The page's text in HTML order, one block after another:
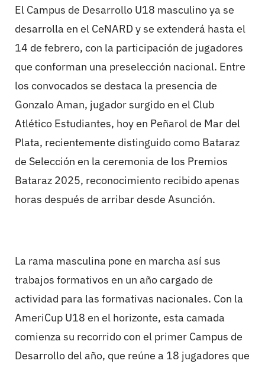
El Campus de Desarrollo U18 masculino ya se
desarrolla en el CeNARD y se extenderá hasta el
14 de febrero, con la participación de jugadores
que conforman una preselección nacional. Entre
los convocados se destaca la presencia de
Gonzalo Aman, jugador surgido en el Club
Atlético Estudiantes, hoy en Peñarol de Mar del
Plata, recientemente distinguido como Bataraz
de Selección en la ceremonia de los Premios
Bataraz 2025, reconocimiento recibido apenas
horas después de arribar desde Asunción.
La rama masculina pone en marcha así sus
trabajos formativos en un año cargado de
actividad para las formativas nacionales. Con la
AmeriCup U18 en el horizonte, esta camada
comienza su recorrido con el primer Campus de
Desarrollo del año, que reúne a 18 jugadores que